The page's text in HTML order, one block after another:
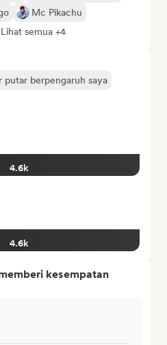
Mc Pikachu
Lihat semua +4
putar berpengaruh saya
4.6k
4.6k
kesempatan